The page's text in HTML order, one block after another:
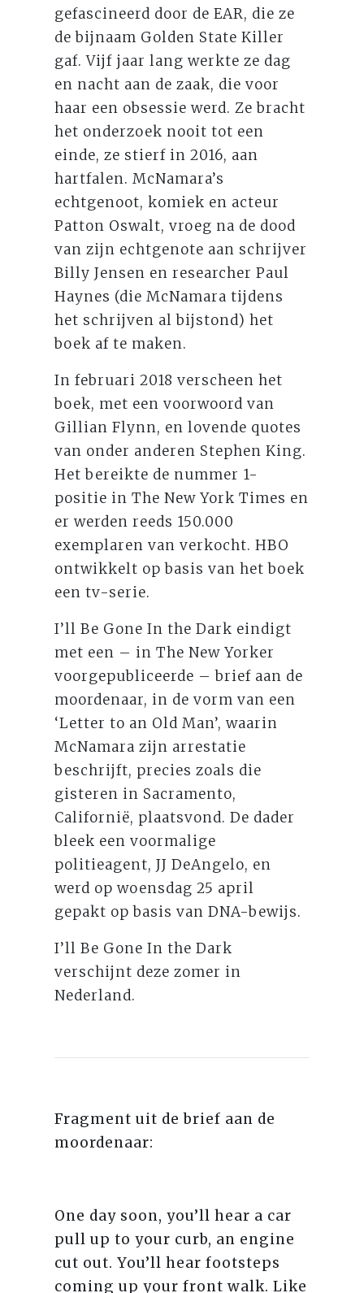
gefascineerd door de EAR, die ze
de bijnaam Golden State Killer
gaf. Vijf jaar lang werkte ze dag
en nacht aan de zaak, die voor
haar een obsessie werd. Ze bracht
het onderzoek nooit tot een
einde, ze stierf in 2016, aan
hartfalen. McNamara’s
echtgenoot, komiek en acteur
Patton Oswalt, vroeg na de dood
van zijn echtgenote aan schrijver
Billy Jensen en researcher Paul
Haynes (die McNamara tijdens
het schrijven al bijstond) het
boek af te maken.
In februari 2018 verscheen het
boek, met een voorwoord van
Gillian Flynn, en lovende quotes
van onder anderen Stephen King.
Het bereikte de nummer 1-
positie in The New York Times en
er werden reeds 150.000
exemplaren van verkocht. HBO
ontwikkelt op basis van het boek
een tv-serie.
I’ll Be Gone In the Dark eindigt
met een – in The New Yorker
voorgepubliceerde – brief aan de
moordenaar, in de vorm van een
‘Letter to an Old Man’, waarin
McNamara zijn arrestatie
beschrijft, precies zoals die
gisteren in Sacramento,
Californië, plaatsvond. De dader
bleek een voormalige
politieagent, JJ DeAngelo, en
werd op woensdag 25 april
gepakt op basis van DNA-bewijs.
I’ll Be Gone In the Dark
verschijnt deze zomer in
Nederland.
Fragment uit de brief aan de
moordenaar:
One day soon, you’ll hear a car
pull up to your curb, an engine
cut out. You’ll hear footsteps
coming up your front walk. Like